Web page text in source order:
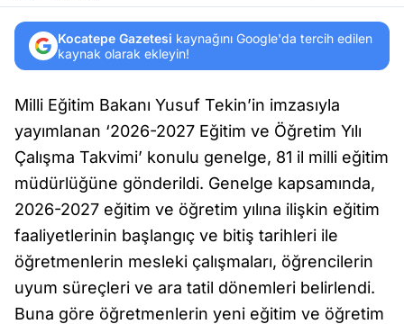
Kocatepe Gazetesi kaynağını Google'da tercih edilen
kaynak olarak ekleyin!
Milli Eğitim Bakanı Yusuf Tekin’in imzasıyla
yayımlanan ‘2026-2027 Eğitim ve Öğretim Yılı
Çalışma Takvimi’ konulu genelge, 81 il milli eğitim
müdürlüğüne gönderildi. Genelge kapsamında,
2026-2027 eğitim ve öğretim yılına ilişkin eğitim
faaliyetlerinin başlangıç ve bitiş tarihleri ile
öğretmenlerin mesleki çalışmaları, öğrencilerin
uyum süreçleri ve ara tatil dönemleri belirlendi.
Buna göre öğretmenlerin yeni eğitim ve öğretim